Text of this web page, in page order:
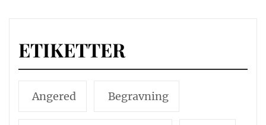
ETIKETTER
Angered Begravning